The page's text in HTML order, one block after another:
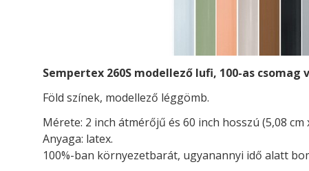
Sempertex 260S modellező lufi, 100-as csomag
Föld színek, modellező léggömb.
Mérete: 2 inch átmérőjű és 60 inch hosszú (5,08 cm
Anyaga: latex.
100%-ban környezetbarát, ugyanannyi idő alatt